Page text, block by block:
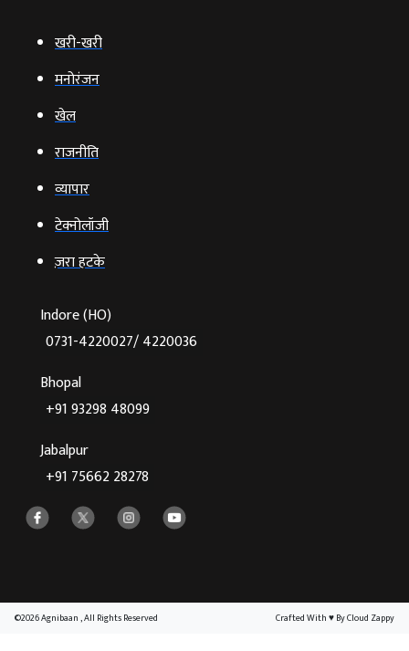
खरी-खरी
मनोरंजन
खेल
राजनीति
व्‍यापार
टेक्‍नोलॉजी
ज़रा हटके
Indore (HO)
0731-4220027/ 4220036
Bhopal
+91 93298 48099
Jabalpur
+91 75662 28278
©2026 Agnibaan , All Rights Reserved Crafted With♥By Cloud Zappy